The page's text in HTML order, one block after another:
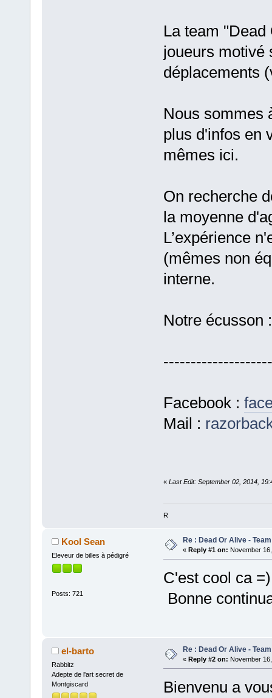
La team
joueurs motivé
déplacements
Nous sommes
plus d'infos en
mêmes ici.
On recherche
la moyenne
L’expérience
(mêmes non
interne.
Notre écusson :
Facebook :
Mail :
« Last Edit: September 02, 2014,
R
Kool Sean
Eleveur de billes à pédigré
Posts: 721
Re : Dead Or Alive - Team
« Reply #1 on: November
C'est cool ca =)
Bonne
el-barto
Rabbitz
Adepte de l'art secret de
Montgiscard
Re : Dead Or Alive - Team
« Reply #2 on: November
Bienvenu a